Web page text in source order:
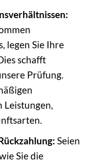
legen Sie Ihre
schafft
Prüfung.
Leistungen,
Seien
Sie die